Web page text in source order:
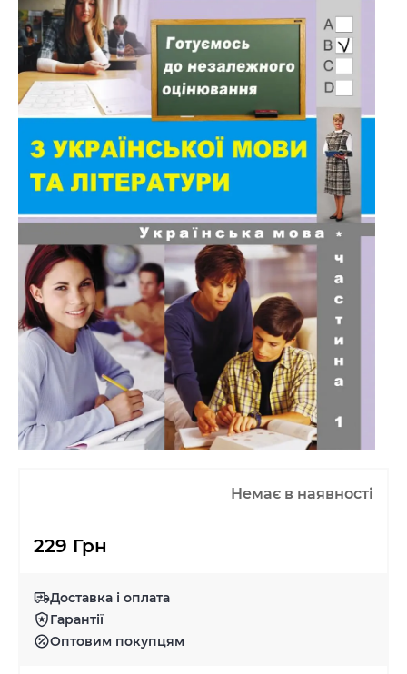
Немає в наявності
229 Грн
Доставка і оплата
Гарантії
Оптовим покупцям